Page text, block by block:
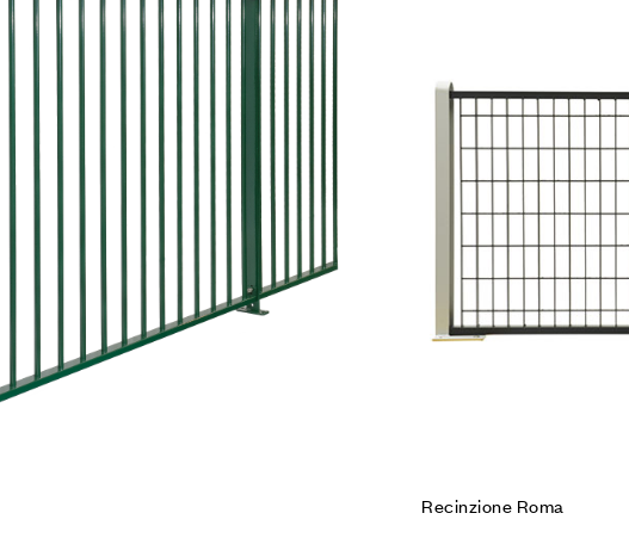
Leggi tutto
Recinzione Roma